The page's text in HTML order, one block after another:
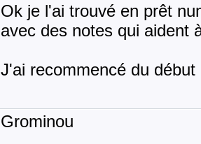
Ok je l'ai trouvé en prêt
avec des notes qui aident
J'ai recommencé du
Grominou